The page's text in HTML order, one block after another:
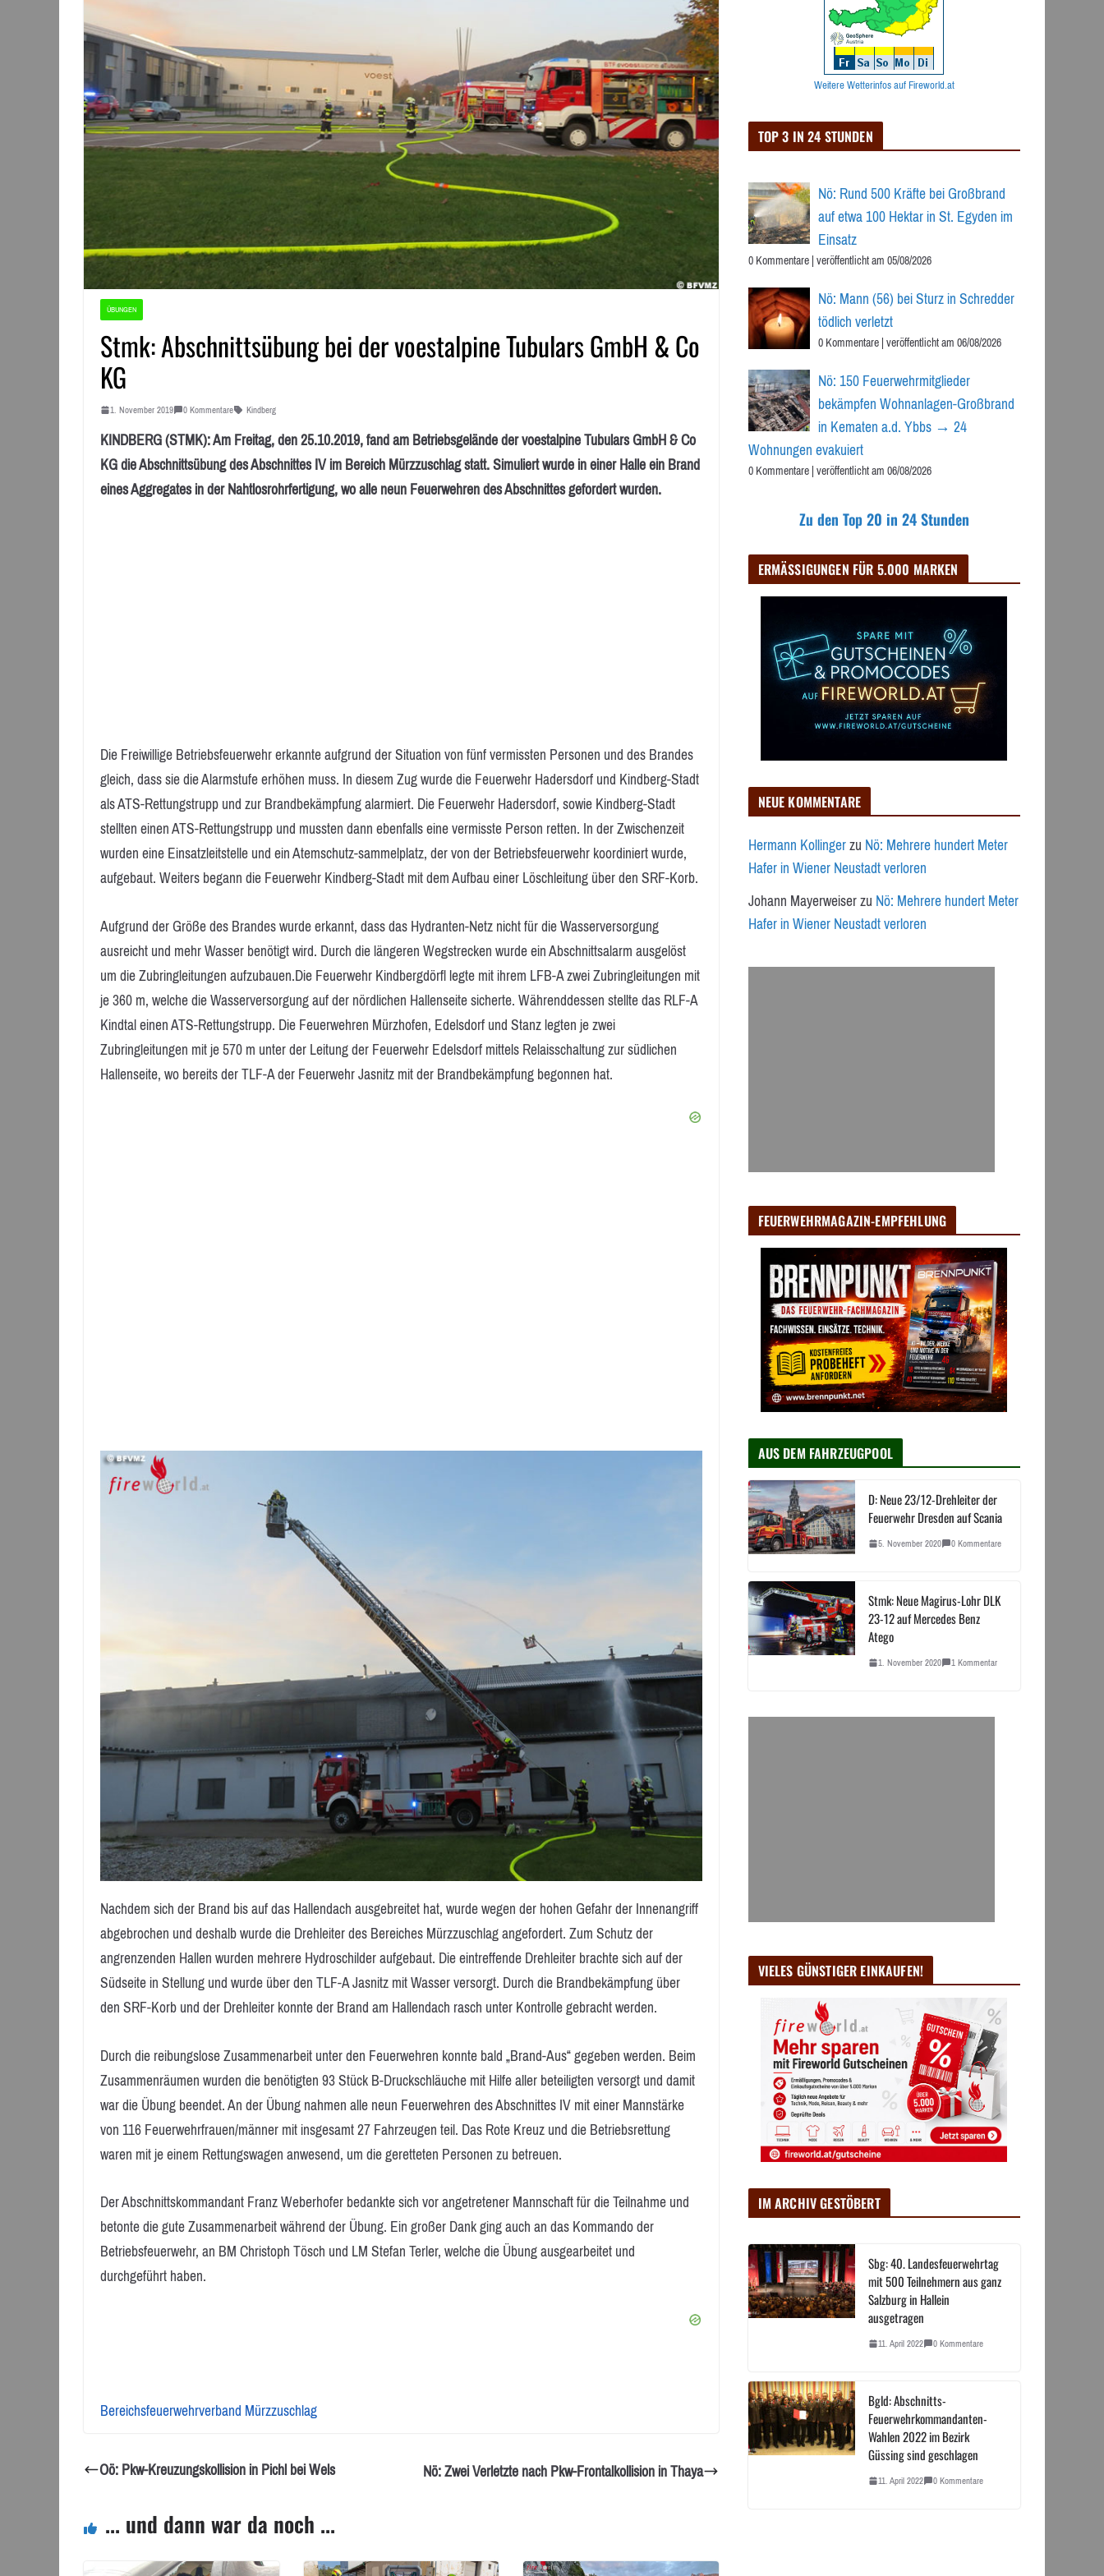
ÜBUNGEN
Stmk: Abschnittsübung bei der voestalpine Tubulars GmbH & Co
KG
1. November 2019 0 Kommentare Kindberg
KINDBERG (STMK): Am Freitag, den 25.10.2019, fand am Betriebsgelände der voestalpine Tubulars GmbH & Co
KG die Abschnittsübung des Abschnittes IV im Bereich Mürzzuschlag statt. Simuliert wurde in einer Halle ein Brand
eines Aggregates in der Nahtlosrohrfertigung, wo alle neun Feuerwehren des Abschnittes gefordert wurden.
Die Freiwillige Betriebsfeuerwehr erkannte aufgrund der Situation von fünf vermissten Personen und des Brandes
gleich, dass sie die Alarmstufe erhöhen muss. In diesem Zug wurde die Feuerwehr Hadersdorf und Kindberg-Stadt
als ATS-Rettungstrupp und zur Brandbekämpfung alarmiert. Die Feuerwehr Hadersdorf, sowie Kindberg-Stadt
stellten einen ATS-Rettungstrupp und mussten dann ebenfalls eine vermisste Person retten. In der Zwischenzeit
wurden eine Einsatzleitstelle und ein Atemschutz-sammelplatz, der von der Betriebsfeuerwehr koordiniert wurde,
aufgebaut. Weiters begann die Feuerwehr Kindberg-Stadt mit dem Aufbau einer Löschleitung über den SRF-Korb.
Aufgrund der Größe des Brandes wurde erkannt, dass das Hydranten-Netz nicht für die Wasserversorgung
ausreicht und mehr Wasser benötigt wird. Durch die längeren Wegstrecken wurde ein Abschnittsalarm ausgelöst
um die Zubringleitungen aufzubauen.Die Feuerwehr Kindbergdörfl legte mit ihrem LFB-A zwei Zubringleitungen mit
je 360 m, welche die Wasserversorgung auf der nördlichen Hallenseite sicherte. Währenddessen stellte das RLF-A
Kindtal einen ATS-Rettungstrupp. Die Feuerwehren Mürzhofen, Edelsdorf und Stanz legten je zwei
Zubringleitungen mit je 570 m unter der Leitung der Feuerwehr Edelsdorf mittels Relaisschaltung zur südlichen
Hallenseite, wo bereits der TLF-A der Feuerwehr Jasnitz mit der Brandbekämpfung begonnen hat.
Nachdem sich der Brand bis auf das Hallendach ausgebreitet hat, wurde wegen der hohen Gefahr der Innenangriff
abgebrochen und deshalb wurde die Drehleiter des Bereiches Mürzzuschlag angefordert. Zum Schutz der
angrenzenden Hallen wurden mehrere Hydroschilder aufgebaut. Die eintreffende Drehleiter brachte sich auf der
Südseite in Stellung und wurde über den TLF-A Jasnitz mit Wasser versorgt. Durch die Brandbekämpfung über
den SRF-Korb und der Drehleiter konnte der Brand am Hallendach rasch unter Kontrolle gebracht werden.
Durch die reibungslose Zusammenarbeit unter den Feuerwehren konnte bald „Brand-Aus“ gegeben werden. Beim
Zusammenräumen wurden die benötigten 93 Stück B-Druckschläuche mit Hilfe aller beteiligten versorgt und damit
war die Übung beendet. An der Übung nahmen alle neun Feuerwehren des Abschnittes IV mit einer Mannstärke
von 116 Feuerwehrfrauen/männer mit insgesamt 27 Fahrzeugen teil. Das Rote Kreuz und die Betriebsrettung
waren mit je einem Rettungswagen anwesend, um die geretteten Personen zu betreuen.
Der Abschnittskommandant Franz Weberhofer bedankte sich vor angetretener Mannschaft für die Teilnahme und
betonte die gute Zusammenarbeit während der Übung. Ein großer Dank ging auch an das Kommando der
Betriebsfeuerwehr, an BM Christoph Tösch und LM Stefan Terler, welche die Übung ausgearbeitet und
durchgeführt haben.
Bereichsfeuerwehrverband Mürzzuschlag
Oö: Pkw-Kreuzungskollision in Pichl bei Wels Nö: Zwei Verletzte nach Pkw-Frontalkollision in Thaya
... und dann war da noch ...
Weitere Wetterinfos auf Fireworld.at
TOP 3 IN 24 STUNDEN
Nö: Rund 500 Kräfte bei Großbrand
auf etwa 100 Hektar in St. Egyden im
Einsatz
0 Kommentare|veröffentlicht am 05/08/2026
Nö: Mann (56) bei Sturz in Schredder
tödlich verletzt
0 Kommentare|veröffentlicht am 06/08/2026
Nö: 150 Feuerwehrmitglieder
bekämpfen Wohnanlagen-Großbrand
in Kematen a.d. Ybbs → 24
Wohnungen evakuiert
0 Kommentare|veröffentlicht am 06/08/2026
Zu den Top 20 in 24 Stunden
ERMÄSSIGUNGEN FÜR 5.000 MARKEN
NEUE KOMMENTARE
Hermann KollingerzuNö: Mehrere hundert Meter
Hafer in Wiener Neustadt verloren
Johann MayerweiserzuNö: Mehrere hundert Meter
Hafer in Wiener Neustadt verloren
FEUERWEHRMAGAZIN-EMPFEHLUNG
AUS DEM FAHRZEUGPOOL
D: Neue 23/12-Drehleiter der
Feuerwehr Dresden auf Scania
5. November 2020 0 Kommentare
Stmk: Neue Magirus-Lohr DLK
23-12 auf Mercedes Benz
Atego
1. November 2020 1 Kommentar
VIELES GÜNSTIGER EINKAUFEN!
IM ARCHIV GESTÖBERT
Sbg: 40. Landesfeuerwehrtag
mit 500 Teilnehmern aus ganz
Salzburg in Hallein
ausgetragen
11. April 2022 0 Kommentare
Bgld: Abschnitts-
Feuerwehrkommandanten-
Wahlen 2022 im Bezirk
Güssing sind geschlagen
11. April 2022 0 Kommentare